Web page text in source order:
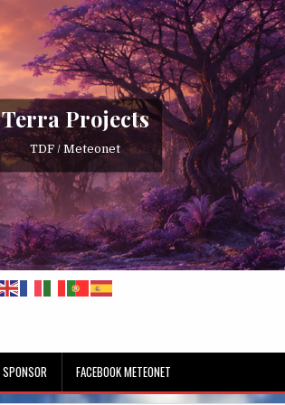
Terra Projects
TDF / Meteonet
SPONSOR FACEBOOK METEONET